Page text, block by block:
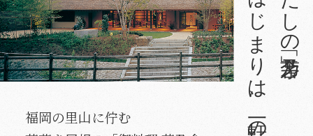
福岡の里山に佇む